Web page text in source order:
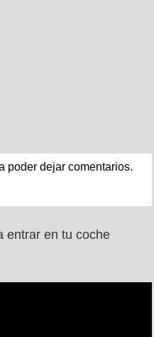
poder dejar comentarios.
entrar en tu coche